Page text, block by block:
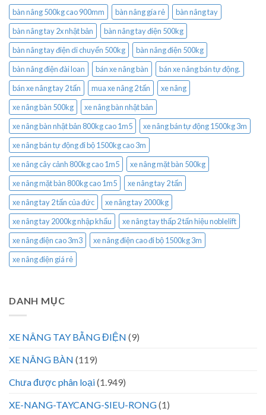
bàn nâng 500kg cao 900mm bàn nâng gía rẻ
bàn nâng tay
bàn nâng tay 2x nhật bản
bàn nâng tay điện 500kg
bàn nâng tay điện di chuyển 500kg
bàn nâng điện 500kg
bàn nâng điện đài loan
bán xe nâng bàn
bán xe nâng bán tự động.
bán xe nâng tay 2 tấn
mua xe nâng 2 tấn
xe nâng
xe nâng bàn 500kg
xe nâng bàn nhật bản
xe nâng bàn nhật bản 800kg cao 1m5
xe nâng bán tự động 1500kg 3m
xe nâng bán tự động đi bộ 1500kg cao 3m
xe nâng cây cảnh 800kg cao 1m5
xe nâng mặt bàn 500kg
xe nâng mặt bàn 800kg cao 1m5
xe nâng tay 2 tấn
xe nâng tay 2 tấn của đức
xe nâng tay 2000kg
xe nâng tay 2000kg nhập khẩu
xe nâng tay thấp 2 tấn hiệu noblelift
xe nâng điện cao 3m3
xe nâng điện cao đi bộ 1500kg 3m
xe nâng điện giá rẻ
DANH MỤC
XE NÂNG TAY BẰNG ĐIỆN (9)
XE NÂNG BÀN (119)
Chưa được phân loại(1.949)
XE-NANG-TAYCANG-SIEU-RONG(1)